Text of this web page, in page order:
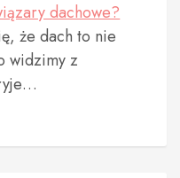
dachowe?
że dach to nie
widzimy z